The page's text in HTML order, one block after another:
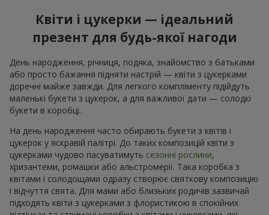
Квіти і цукерки — ідеальний
презент для будь-якої нагоди
День народження, річниця, подяка, знайомство з батьками
або просто бажання підняти настрій — квіти з цукерками
доречні майже завжди. Для легкого компліменту підійдуть
маленькі букети з цукерок, а для важливої дати — солодкі
букети в коробці.
На день народження часто обирають букети з квітів і
цукерок у яскравій палітрі. До таких композицій квіти з
цукерками чудово пасуватимуть сезонні рослини,
хризантеми, ромашки або альстромерії. Така коробка з
квітами і солодощами одразу створює святкову композицію
і відчуття свята. Для мами або близьких родичів зазвичай
підходять квіти з цукерками з флористикою в спокійних